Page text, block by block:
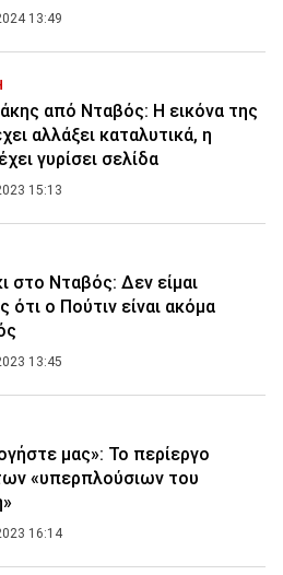
13:49
από Νταβός: Η εικόνα της
αλλάξει καταλυτικά, η
γυρίσει σελίδα
15:13
στο Νταβός: Δεν είμαι
ότι ο Πούτιν είναι ακόμα
13:45
μας»: Το περίεργο
«υπερπλούσιων του
16:14